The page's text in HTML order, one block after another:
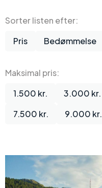
Sorter listen efter:
Pris
Bedømmelse
Maksimal pris:
1.500 kr.
3.000 kr.
7.500 kr.
9.000 kr.